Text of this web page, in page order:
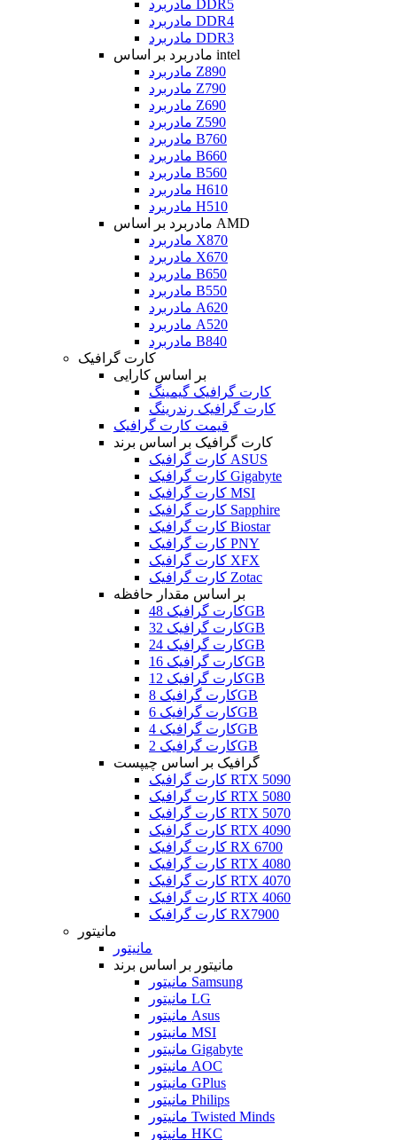
مادربرد DDR5
مادربرد DDR4
مادربرد DDR3
مادربرد بر اساس intel
مادربرد Z890
مادربرد Z790
مادربرد Z690
مادربرد Z590
مادربرد B760
مادربرد B660
مادربرد B560
مادربرد H610
مادربرد H510
مادربرد بر اساس AMD
مادربرد X870
مادربرد X670
مادربرد B650
مادربرد B550
مادربرد A620
مادربرد A520
مادربرد B840
کارت گرافیک
بر اساس کارایی
کارت گرافیک گیمینگ
کارت گرافیک رندرینگ
قیمت کارت گرافیک
کارت گرافیک بر اساس برند
کارت گرافیک ASUS
کارت گرافیک Gigabyte
کارت گرافیک MSI
کارت گرافیک Sapphire
کارت گرافیک Biostar
کارت گرافیک PNY
کارت گرافیک XFX
کارت گرافیک Zotac
بر اساس مقدار حافظه
کارت گرافیک 48GB
کارت گرافیک 32GB
کارت گرافیک 24GB
کارت گرافیک 16GB
کارت گرافیک 12GB
کارت گرافیک 8GB
کارت گرافیک 6GB
کارت گرافیک 4GB
کارت گرافیک 2GB
گرافیک بر اساس چیپست
کارت گرافیک RTX 5090
کارت گرافیک RTX 5080
کارت گرافیک RTX 5070
کارت گرافیک RTX 4090
کارت گرافیک RX 6700
کارت گرافیک RTX 4080
کارت گرافیک RTX 4070
کارت گرافیک RTX 4060
کارت گرافیک RX7900
مانیتور
مانیتور
مانیتور بر اساس برند
مانیتور Samsung
مانیتور LG
مانیتور Asus
مانیتور MSI
مانیتور Gigabyte
مانیتور AOC
مانیتور GPlus
مانیتور Philips
مانیتور Twisted Minds
مانیتور HKC